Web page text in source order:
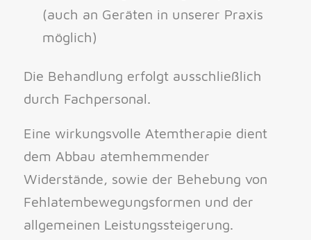
(auch an Geräten in unserer Praxis
möglich)
Die Behandlung erfolgt ausschließlich
durch Fachpersonal.
Eine wirkungsvolle Atemtherapie dient
dem Abbau atemhemmender
Widerstände, sowie der Behebung von
Fehlatembewegungsformen und der
allgemeinen Leistungssteigerung.